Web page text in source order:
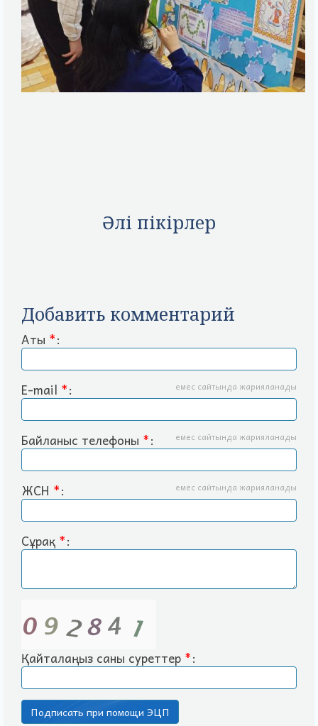
Әлі пікірлер
Добавить комментарий
Аты *:
E-mail *: емес сайтында жарияланады
Байланыс телефоны *: емес сайтында жарияланады
ЖСН *: емес сайтында жарияланады
Сұрақ *:
Қайталаңыз саны суреттер *: